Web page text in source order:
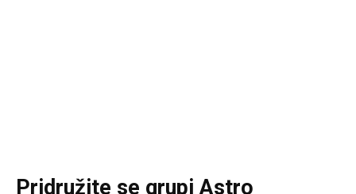
Pridružite se grupiAstro